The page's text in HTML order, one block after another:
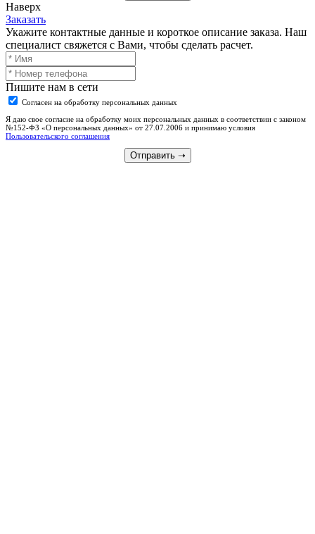
Наверх
Заказать
Укажите контактные данные и короткое описание заказа. Наш
специалист свяжется с Вами, чтобы сделать расчет.
Пишите нам в сети
Согласен на обработку персональных данных
Я даю свое согласие на обработку моих персональных данных в соответствии с законом
№152-ФЗ «О персональных данных» от 27.07.2006 и принимаю условия
Пользовательского соглашения
Отправить➝